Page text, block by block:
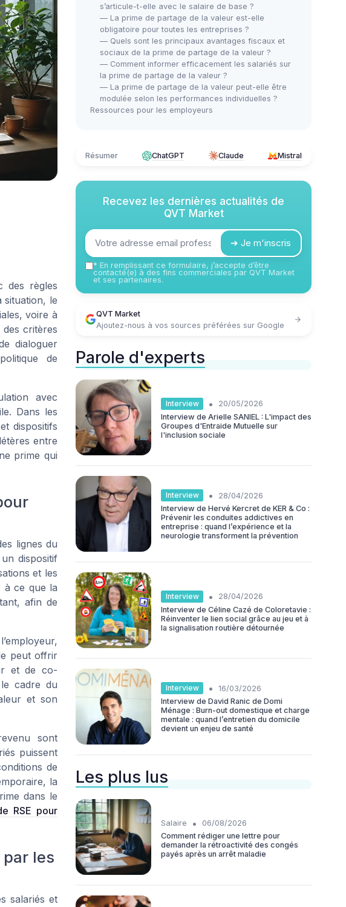
des règles
situation, le
voire à
critères
dialoguer
de
avec
Dans les
dispositifs
entre
prime qui
lignes du
dispositif
et les
à ce que la
afin de
peut offrir
et de co-
cadre du
et son
sont
puissent
de
la
dans le
RSE pour
les
salariés et
s’articule-t-elle avec le salaire de base ?
— La prime de partage de la valeur est-elle
obligatoire pour toutes les entreprises ?
— Quels sont les principaux avantages fiscaux et
sociaux de la prime de partage de la valeur ?
— Comment informer efficacement les salariés sur
la prime de partage de la valeur ?
— La prime de partage de la valeur peut-elle être
modulée selon les performances individuelles ?
Ressources pour les employeurs
Résumer ChatGPT Claude Mistral
Recevez les dernières actualités de
QVT Market
➔ Je m'inscris
* En remplissant ce formulaire, j’accepte d’être
contacté(e) à des fins commerciales par QVT Market
et ses partenaires.
QVT Market
Ajoutez-nous à vos sources préférées sur Google
Parole d'experts
Interview •
20/05/2026
Interview de Arielle SANIEL : L'impact des
Groupes d'Entraide Mutuelle sur
l'inclusion sociale
Interview •
28/04/2026
Interview de Hervé Kercret de KER & Co :
Prévenir les conduites addictives en
entreprise : quand l’expérience et la
neurologie transforment la prévention
Interview •
28/04/2026
Interview de Céline Cazé de Coloretavie :
Réinventer le lien social grâce au jeu et à
la signalisation routière détournée
Interview •
16/03/2026
Interview de David Ranic de Domi
Ménage : Burn-out domestique et charge
mentale : quand l’entretien du domicile
devient un enjeu de santé
Les plus lus
Salaire •
06/08/2026
Comment rédiger une lettre pour
demander la rétroactivité des congés
payés après un arrêt maladie